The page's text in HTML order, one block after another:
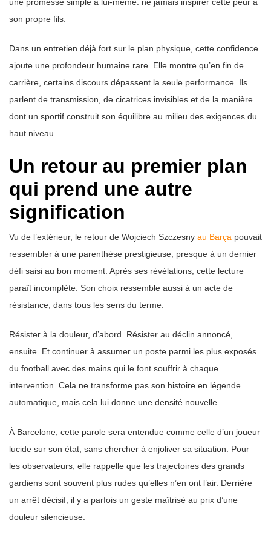
son propre fils.
Dans un entretien déjà fort sur le plan physique, cette confidence
ajoute une profondeur humaine rare. Elle montre qu’en fin de
carrière, certains discours dépassent la seule performance. Ils
parlent de transmission, de cicatrices invisibles et de la manière
dont un sportif construit son équilibre au milieu des exigences du
haut niveau.
Un retour au premier plan
qui prend une autre
signification
Vu de l’extérieur, le retour de Wojciech Szczesny au Barça pouvait
ressembler à une parenthèse prestigieuse, presque à un dernier
défi saisi au bon moment. Après ses révélations, cette lecture
paraît incomplète. Son choix ressemble aussi à un acte de
résistance, dans tous les sens du terme.
Résister à la douleur, d’abord. Résister au déclin annoncé,
ensuite. Et continuer à assumer un poste parmi les plus exposés
du football avec des mains qui le font souffrir à chaque
intervention. Cela ne transforme pas son histoire en légende
automatique, mais cela lui donne une densité nouvelle.
À Barcelone, cette parole sera entendue comme celle d’un joueur
lucide sur son état, sans chercher à enjoliver sa situation. Pour
les observateurs, elle rappelle que les trajectoires des grands
gardiens sont souvent plus rudes qu’elles n’en ont l’air. Derrière
un arrêt décisif, il y a parfois un geste maîtrisé au prix d’une
douleur silencieuse.